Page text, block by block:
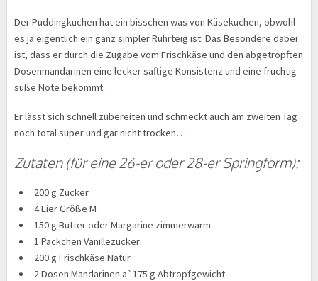
Der Puddingkuchen hat ein bisschen was von Käsekuchen, obwohl
es ja eigentlich ein ganz simpler Rührteig ist. Das Besondere dabei
ist, dass er durch die Zugabe vom Frischkäse und den abgetropften
Dosenmandarinen eine lecker saftige Konsistenz und eine fruchtig
süße Note bekommt..
Er lässt sich schnell zubereiten und schmeckt auch am zweiten Tag
noch total super und gar nicht trocken…
Zutaten (für eine 26-er oder 28-er Springform):
200 g Zucker
4 Eier Größe M
150 g Butter oder Margarine zimmerwarm
1 Päckchen Vanillezucker
200 g Frischkäse Natur
2 Dosen Mandarinen a`175 g Abtropfgewicht